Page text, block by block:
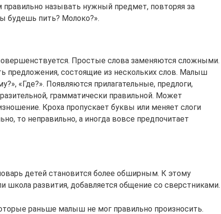
называть нужный предмет, повторяя за
будешь пить? Молоко?».
Простые слова заменяются сложными.
предложения, состоящие из нескольких слов. Малыш
«Где?». Появляются прилагательные, предлоги,
грамматически правильной. Может
Кроха пропускает буквы или меняет слоги
то неправильно, а иногда вовсе предпочитает
детей становится более обширным. К этому
школа развития, добавляется общение со сверстниками.
раньше малыш не мог правильно произносить.